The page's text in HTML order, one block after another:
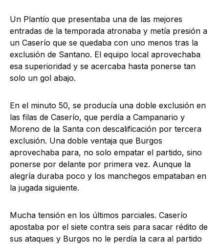
Un Plantío que presentaba una de las mejores
entradas de la temporada atronaba y metía presión a
un Caserío que se quedaba con uno menos tras la
exclusión de Santano. El equipo local aprovechaba
esa superioridad y se acercaba hasta ponerse tan
solo un gol abajo.
En el minuto 50, se producía una doble exclusión en
las filas de Caserío, que perdía a Campanario y
Moreno de la Santa con descalificación por tercera
exclusión. Una doble ventaja que Burgos
aprovechaba para, no solo empatar el partido, sino
ponerse por delante por primera vez. Aunque la
alegría duraba poco y los manchegos empataban en
la jugada siguiente.
Mucha tensión en los últimos parciales. Caserío
apostaba por el siete contra seis para sacar rédito de
sus ataques y Burgos no le perdía la cara al partido